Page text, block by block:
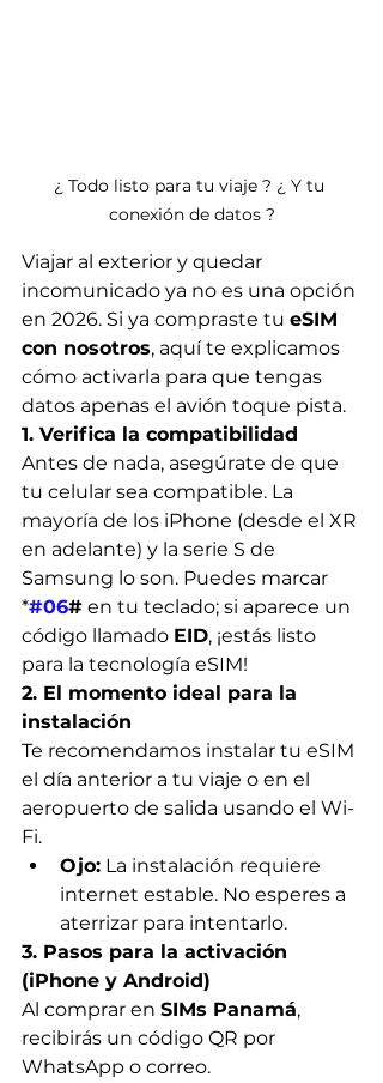
¿ Todo listo para tu viaje ? ¿ Y tu
conexión de datos ?
Viajar al exterior y quedar
incomunicado ya no es una opción
en 2026. Si ya compraste tu eSIM
con nosotros, aquí te explicamos
cómo activarla para que tengas
datos apenas el avión toque pista.
1. Verifica la compatibilidad
Antes de nada, asegúrate de que
tu celular sea compatible. La
mayoría de los iPhone (desde el XR
en adelante) y la serie S de
Samsung lo son. Puedes marcar
*#06# en tu teclado; si aparece un
código llamado EID, ¡estás listo
para la tecnología eSIM!
2. El momento ideal para la
instalación
Te recomendamos instalar tu eSIM
el día anterior a tu viaje o en el
aeropuerto de salida usando el Wi-
Fi.
Ojo: La instalación requiere
internet estable. No esperes a
aterrizar para intentarlo.
3. Pasos para la activación
(iPhone y Android)
Al comprar en SIMs Panamá,
recibirás un código QR por
WhatsApp o correo.